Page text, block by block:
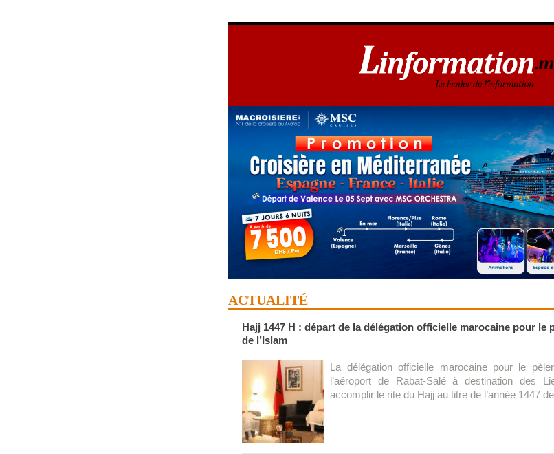
ACTUALITÉ
Hajj 1447 H : départ de la délégation officielle marocaine pour le
de l’Islam
La délégation officielle marocaine pour le
l’aéroport de Rabat-Salé à destination des
accomplir le rite du Hajj au titre de l’année 1447 de